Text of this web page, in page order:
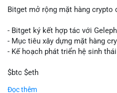
Bitget mở rộng mặt hàng crypto
- Bitget ký kết hợp tác với
- Mục tiêu xây dựng mặt hàng
- Kế hoạch phát triển hệ sinh
$btc $eth
Đọc thêm